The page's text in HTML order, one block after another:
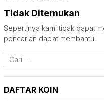
Tidak Ditemukan
Sepertinya kami tidak dapat
pencarian dapat membantu.
Cari
untuk:
DAFTAR KOIN